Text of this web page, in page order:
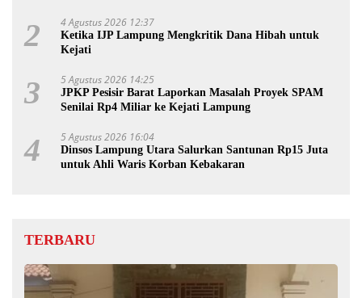
2 4 Agustus 2026 12:37
Ketika IJP Lampung Mengkritik Dana Hibah untuk
Kejati
3 5 Agustus 2026 14:25
JPKP Pesisir Barat Laporkan Masalah Proyek SPAM
Senilai Rp4 Miliar ke Kejati Lampung
4 5 Agustus 2026 16:04
Dinsos Lampung Utara Salurkan Santunan Rp15 Juta
untuk Ahli Waris Korban Kebakaran
TERBARU